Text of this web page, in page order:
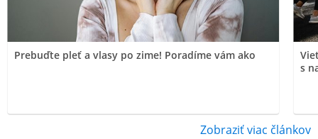
Prebuďte pleť a vlasy po zime! Poradíme vám ako
s
Zobraziť viac článkov